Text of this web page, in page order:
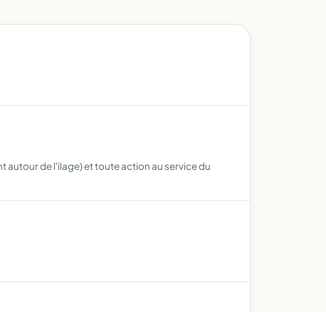
autour de l'ilage) et toute action au service du